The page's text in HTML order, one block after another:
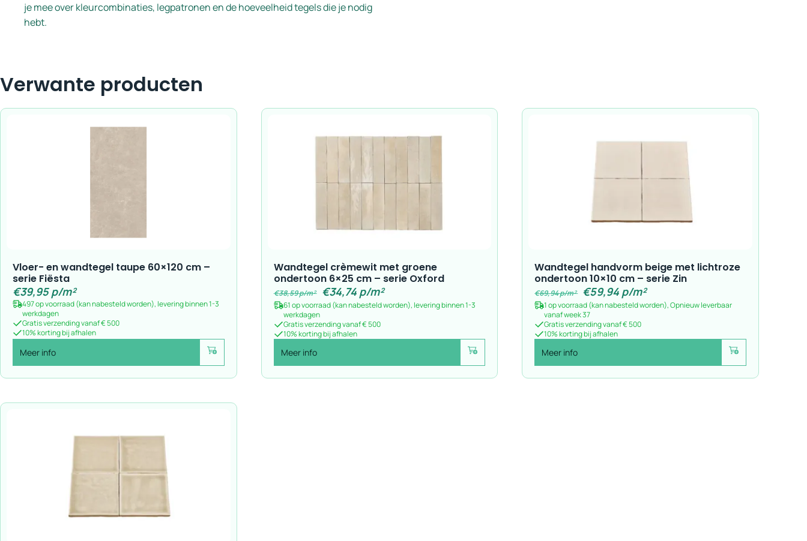
je mee over kleurcombinaties, legpatronen en de hoeveelheid tegels die je nodig
hebt.
Verwante producten
Vloer- en wandtegel taupe 60×120 cm –
serie Fiësta
€39,95p/m²
497 op voorraad (kan nabesteld worden), levering binnen 1-3
werkdagen
Gratis verzending vanaf € 500
10% korting bij afhalen
Meer info Voeg toe
Wandtegel crèmewit met groene
ondertoon 6×25 cm – serie Oxford
€38,59p/m² €34,74p/m²
61 op voorraad (kan nabesteld worden), levering binnen 1-3
werkdagen
Gratis verzending vanaf € 500
10% korting bij afhalen
Meer info Voeg toe
Wandtegel handvorm beige met lichtroze
ondertoon 10×10 cm – serie Zin
€69,94p/m² €59,94 p/m²
1 op voorraad (kan nabesteld worden), Opnieuw leverbaar
vanaf week 37
Gratis verzending vanaf € 500
10% korting bij afhalen
Meer info Voeg toe